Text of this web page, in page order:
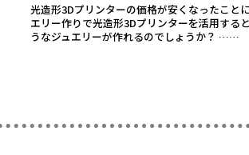
光造形3Dプリンターの価格が安くなったこと
エリー作りで光造形3Dプリンターを活用する
うなジュエリーが作れるのでしょうか？ ……